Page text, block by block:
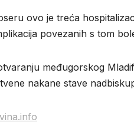
ovo je treća
povezanih s tom
međugorskog
nakane stave